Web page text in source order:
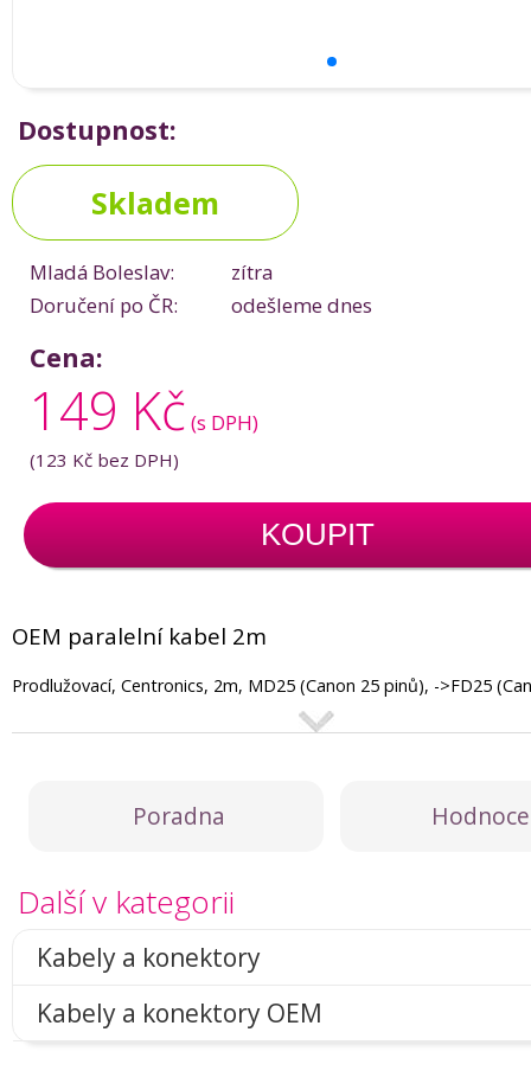
Dostupnost:
Skladem
Mladá Boleslav:
zítra
Doručení po ČR:
odešleme dnes
Cena:
149 Kč (s DPH)
(123 Kč bez DPH)
KOUPIT
OEM paralelní kabel 2m
Prodlužovací, Centronics, 2m, MD25 (Canon 25 pinů), ->FD25
Poradna
Další v kategorii
Kabely a konektory
Kabely a konektory OEM